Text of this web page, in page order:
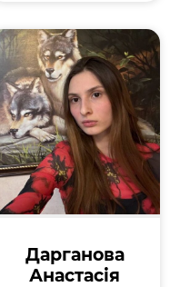
Дарганова
Анастасія